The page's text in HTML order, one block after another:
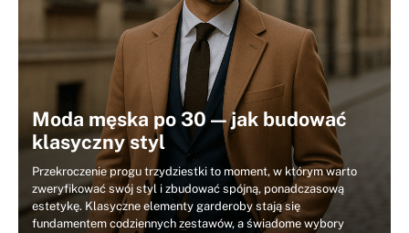
Moda męska po 30 — jak budować
klasyczny styl
Przekroczenie progu trzydziestki to moment, w którym warto
zweryfikować swój styl i zbudować spójną, ponadczasową
estetykę. Klasyczne elementy garderoby stają się
fundamentem codziennych zestawów, a świadome wybory